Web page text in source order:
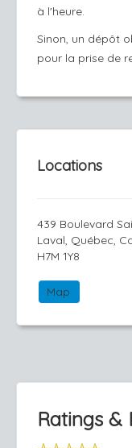
à l'heure.
Sinon, un dépôt
pour la prise de
Locations
439 Boulevard
Laval, Québec,
H7M 1Y8
Map
Ratings &